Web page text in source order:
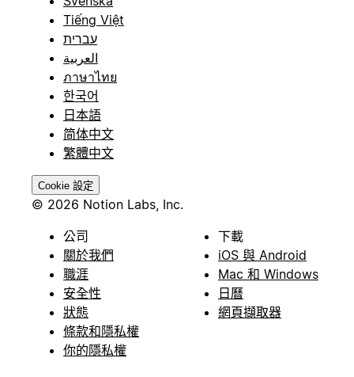
Tiếng Việt
עברית
العربية
ภาษาไทย
한국어
日本語
简体中文
繁體中文
Cookie 設定
© 2026 Notion Labs, Inc.
公司
關於我們
職涯
安全性
狀態
條款和隱私權
你的隱私權
下載
iOS 與 Android
Mac 和 Windows
日曆
網頁擷取器